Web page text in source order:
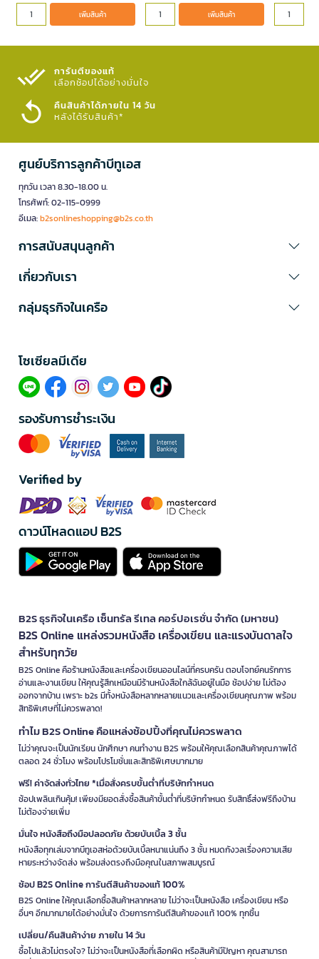
เพิ่มสินค้า เพิ่มสินค้า
การันตีของแท้
เลือกช้อปได้อย่างมั่นใจ​
คืนสินค้าได้ภายใน 14 วัน
หลังได้รับสินค้า*
ศูนย์บริการลูกค้าบีทูเอส
ทุกวัน เวลา 8.30-18.00 น.
โทรศัพท์: 02-115-0999
อีเมล:b2sonlineshopping@b2s.co.th
การสนับสนุนลูกค้า
เกี่ยวกับเรา
กลุ่มธุรกิจในเครือ
โซเซียลมีเดีย​
รองรับการชำระเงิน
Verified by
ดาวน์โหลดแอป B2S
B2S ธุรกิจในเครือ เซ็นทรัล รีเทล คอร์ปอเรชั่น จำกัด (มหาชน)
B2S Online แหล่งรวมหนังสือ เครื่องเขียน และแรงบันดาลใจ
สำหรับทุกวัย
B2S Online คือร้านหนังสือและเครื่องเขียนออนไลน์ที่ครบครัน ตอบโจทย์คนรักการ
อ่านและงานเขียน ให้คุณรู้สึกเหมือนมีร้านหนังสือใกล้ฉันอยู่ในมือ ช้อปง่าย ไม่ต้อง
ออกจากบ้าน เพราะ b2s มีทั้งหนังสือหลากหลายแนวและเครื่องเขียนคุณภาพ พร้อม
สิทธิพิเศษที่ไม่ควรพลาด!
ทำไม B2S Online คือแหล่งช้อปปิ้งที่คุณไม่ควรพลาด
ไม่ว่าคุณจะเป็นนักเรียน นักศึกษา คนทำงาน B2S พร้อมให้คุณเลือกสินค้าคุณภาพได้
ตลอด 24 ชั่วโมง พร้อมโปรโมชั่นและสิทธิพิเศษมากมาย
ฟรี! ค่าจัดส่งทั่วไทย *เมื่อสั่งครบขั้นต่ำที่บริษัทกำหนด
ช้อปเพลินเกินคุ้ม! เพียงมียอดสั่งซื้อสินค้าขั้นต่ำที่บริษัทกำหนด รับสิทธิ์ส่งฟรีถึงบ้าน
ไม่ต้องจ่ายเพิ่ม
มั่นใจ หนังสือถึงมือปลอดภัย ด้วยบับเบิ้ล 3 ชั้น
หนังสือทุกเล่มจากบีทูเอสห่อด้วยบับเบิ้ลหนาแน่นถึง 3 ชั้น หมดกังวลเรื่องความเสีย
หายระหว่างจัดส่ง พร้อมส่งตรงถึงมือคุณในสภาพสมบูรณ์
ช้อป B2S Online การันตีสินค้าของแท้ 100%
B2S Online ให้คุณเลือกซื้อสินค้าหลากหลาย ไม่ว่าจะเป็นหนังสือ เครื่องเขียน หรือ
อื่นๆ อีกมากมายได้อย่างมั่นใจ ด้วยการการันตีสินค้าของแท้ 100% ทุกชิ้น
เปลี่ยน/คืนสินค้าง่าย ภายใน 14 วัน
ซื้อไปแล้วไม่ตรงใจ? ไม่ว่าจะเป็นหนังสือที่เลือกผิด หรือสินค้ามีปัญหา คุณสามารถ